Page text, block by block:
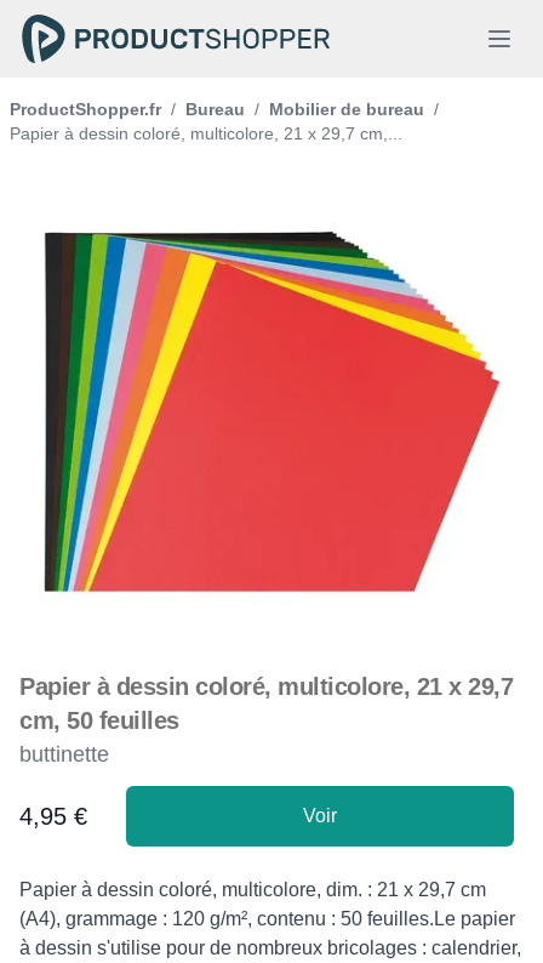
ProductShopper.fr / Bureau / Mobilier de bureau /
Papier à dessin coloré, multicolore, 21 x 29,7 cm,...
Papier à dessin coloré, multicolore, 21 x 29,7
cm, 50 feuilles
buttinette
Product information
4,95 € Voir
Description
Papier à dessin coloré, multicolore, dim. : 21 x 29,7 cm
(A4), grammage : 120 g/m², contenu : 50 feuilles.Le papier
à dessin s'utilise pour de nombreux bricolages : calendrier,